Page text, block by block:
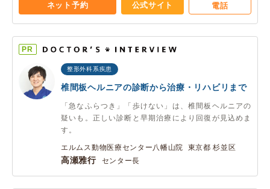
ネット予約 公式サイト 電話
PR
整形外科系疾患
椎間板ヘルニアの診断から治療・リハビリまで
「急なふらつき」「歩けない」は、椎間板ヘルニアの
疑いも。正しい診断と早期治療により回復が見込めま
す。
エルムス動物医療センター八幡山院 東京都 杉並区
高瀬雅行 センター長